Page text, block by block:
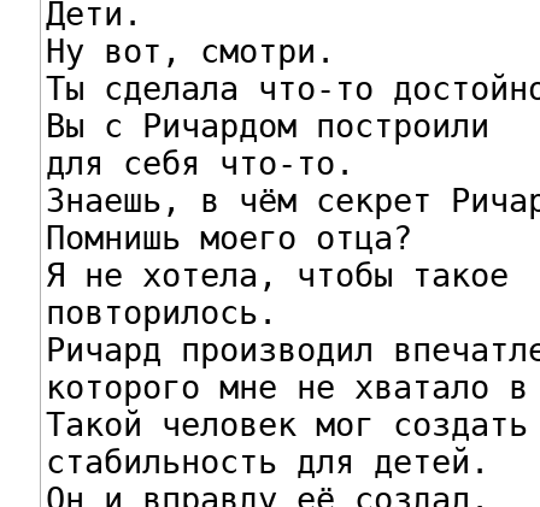
Дети.
Ну вот, смотри.
Ты сделала что-то
Вы с Ричардом построили
для себя что-то.
Знаешь, в чём секрет
Помнишь моего отца?
Я не хотела, чтобы такое
повторилось.
Ричард производил
которого мне не хватало
Такой человек мог создать
стабильность для детей.
Он и вправду её создал.